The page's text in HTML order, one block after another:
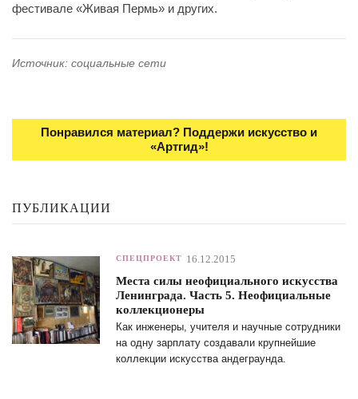
фестивале «Живая Пермь» и других.
Источник: социальные сети
Понравился материал? Поддержи искусство и
«Артгид»!
ПУБЛИКАЦИИ
СПЕЦПРОЕКТ 16.12.2015
Места силы неофициального искусства
Ленинграда. Часть 5. Неофициальные
коллекционеры
Как инженеры, учителя и научные сотрудники
на одну зарплату создавали крупнейшие
коллекции искусства андеграунда.